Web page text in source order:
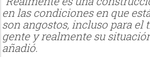
en las condiciones en que
son angostos, incluso para el
gente y realmente su
añadió.